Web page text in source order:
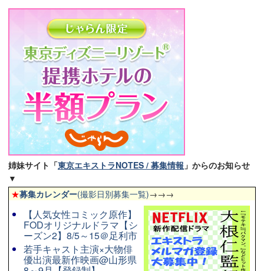
姉妹サイト「東京エキストラNOTES / 募集情報 」からのお知らせ
▼
★募集カレンダー(撮影日別募集一覧)→→→
【人気女性コミック原作】
FODオリジナルドラマ【シ
ーズン2】8/5～15＠足利市
若手キャスト主演×大物俳
優出演最新作映画@山形県